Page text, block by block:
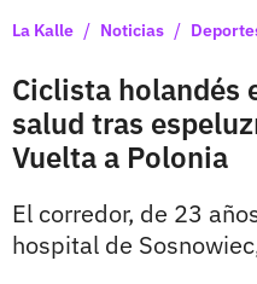
La Kalle / Noticias /
Ciclista holandés
salud tras
Vuelta a Polonia
El corredor, de 23
hospital de